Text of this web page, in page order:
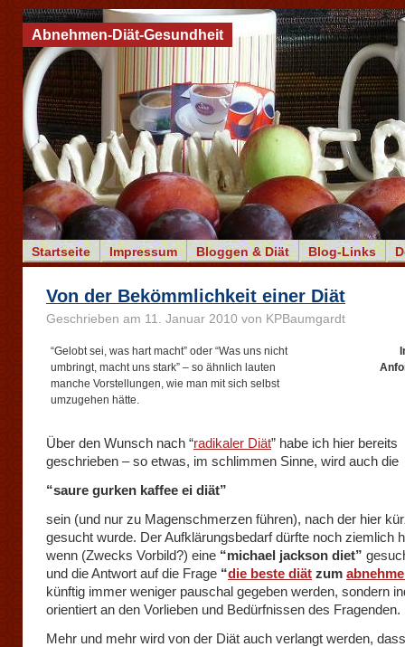
Startseite Impressum Bloggen & Diät Blog-Links
Abnehmen-Diät-Gesundheit
Von der Bekömmlichkeit einer Diät
Geschrieben am 11. Januar 2010 von KPBaumgardt
“Gelobt sei, was hart macht” oder “Was uns nicht
umbringt, macht uns stark” – so ähnlich lauten
manche Vorstellungen, wie man mit sich selbst
umzugehen hätte.
Über den Wunsch nach “radikaler Diät” habe ich hier bereits
geschrieben – so etwas, im schlimmen Sinne, wird auch die
“saure gurken kaffee ei diät”
sein (und nur zu Magenschmerzen führen), nach der hier
gesucht wurde. Der Aufklärungsbedarf dürfte noch ziemlich
wenn (Zwecks Vorbild?) eine “michael jackson diet”
und die Antwort auf die Frage “die beste diät zum
künftig immer weniger pauschal gegeben werden, sondern
orientiert an den Vorlieben und Bedürfnissen des Fragenden.
Mehr und mehr wird von der Diät auch verlangt werden,